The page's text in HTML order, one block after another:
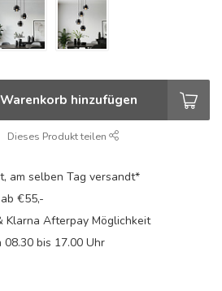
hinzufügen
Dieses Produkt teilen
am selben Tag versandt*
€55,-
Klarna Afterpay Möglichkeit
08.30 bis 17.00 Uhr